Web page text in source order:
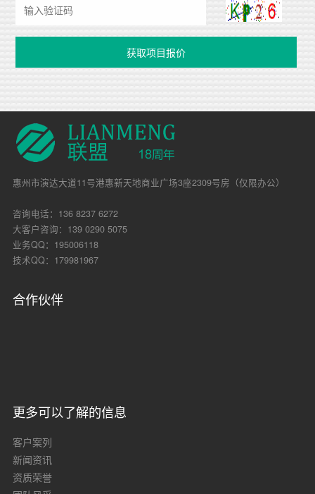
惠州市演达大道11号港惠新天地商业广场3座2309号房（仅限办公）
咨询电话：136 8237 6272
大客户咨询：139 0290 5075
业务QQ：195006118
技术QQ：179981967
合作伙伴
更多可以了解的信息
客户案列
新闻资讯
资质荣誉